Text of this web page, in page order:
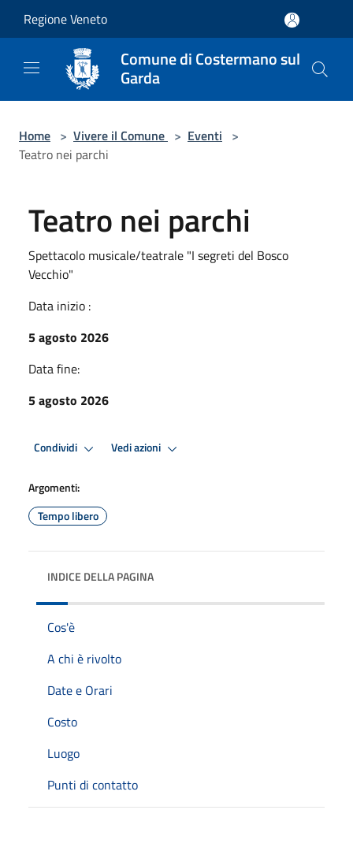
Regione Veneto
Comune di Costermano sul
Garda
Home > Vivere il Comune > Eventi >
Teatro nei parchi
Teatro nei parchi
Spettacolo musicale/teatrale "I segreti del Bosco
Vecchio"
Data inizio :
5 agosto 2026
Data fine:
5 agosto 2026
Condividi Vedi azioni
Argomenti:
Tempo libero
INDICE DELLA PAGINA
Cos'è
A chi è rivolto
Date e Orari
Costo
Luogo
Punti di contatto